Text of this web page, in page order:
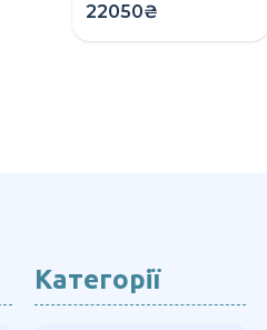
складною
люлькою
22050₴
Категорії